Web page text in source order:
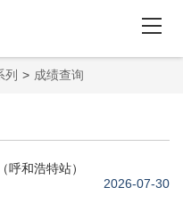
列 成绩查询
和浩特站）
2026-07-30